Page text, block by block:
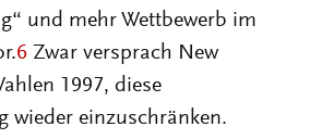
und mehr Wettbewerb im
6 Zwar versprach New
1997, diese
wieder einzuschränken.